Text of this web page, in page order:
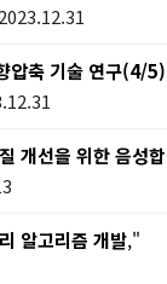
압축 기술 연구(4/5)
개선을 위한 음성
알고리즘 개발,"